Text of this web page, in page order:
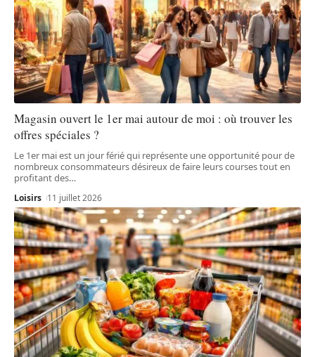
Magasin ouvert le 1er mai autour de moi : où trouver les
offres spéciales ?
Le 1er mai est un jour férié qui représente une opportunité pour de
nombreux consommateurs désireux de faire leurs courses tout en
profitant des…
Loisirs 11 juillet 2026